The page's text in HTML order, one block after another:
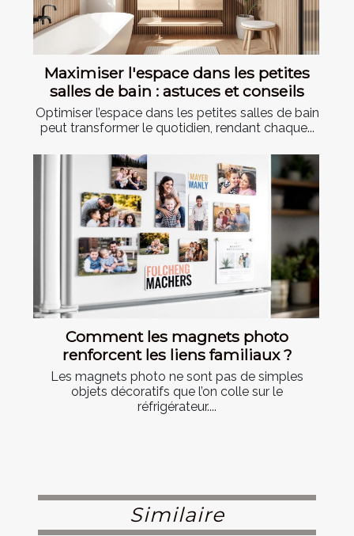
Maximiser l'espace dans les petites
salles de bain : astuces et conseils
Optimiser l’espace dans les petites salles de bain
peut transformer le quotidien, rendant chaque...
Comment les magnets photo
renforcent les liens familiaux ?
Les magnets photo ne sont pas de simples
objets décoratifs que l’on colle sur le
réfrigérateur....
Similaire